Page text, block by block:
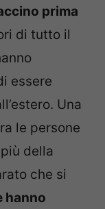
prima
di tutto il
essere
Una
le persone
della
che si
hanno